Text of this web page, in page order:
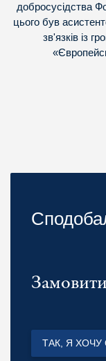
добросусідства
цього був
зв'язків із
ТАК, Я ХОЧУ